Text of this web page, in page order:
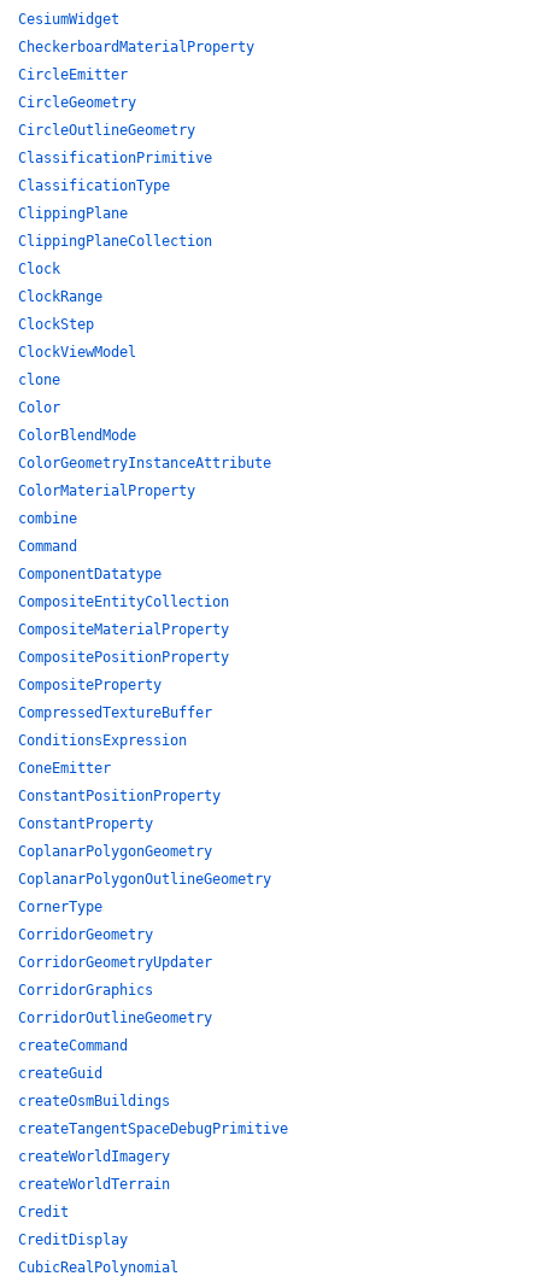
CesiumWidget
CheckerboardMaterialProperty
CircleEmitter
CircleGeometry
CircleOutlineGeometry
ClassificationPrimitive
ClassificationType
ClippingPlane
ClippingPlaneCollection
Clock
ClockRange
ClockStep
ClockViewModel
clone
Color
ColorBlendMode
ColorGeometryInstanceAttribute
ColorMaterialProperty
combine
Command
ComponentDatatype
CompositeEntityCollection
CompositeMaterialProperty
CompositePositionProperty
CompositeProperty
CompressedTextureBuffer
ConditionsExpression
ConeEmitter
ConstantPositionProperty
ConstantProperty
CoplanarPolygonGeometry
CoplanarPolygonOutlineGeometry
CornerType
CorridorGeometry
CorridorGeometryUpdater
CorridorGraphics
CorridorOutlineGeometry
createCommand
createGuid
createOsmBuildings
createTangentSpaceDebugPrimitive
createWorldImagery
createWorldTerrain
Credit
CreditDisplay
CubicRealPolynomial